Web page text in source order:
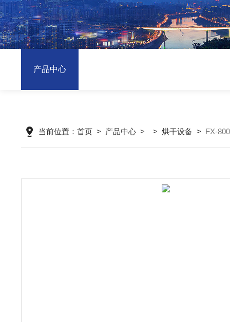
产品中心
当前位置： 首页> 产品中心> > 烘干设备 > FX-